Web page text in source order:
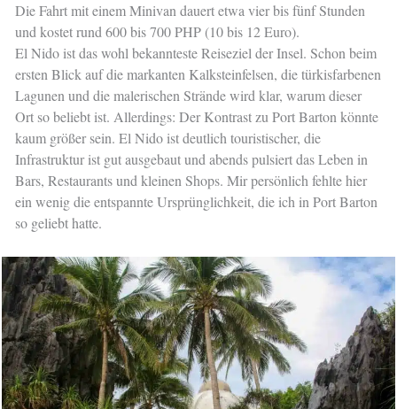
Die Fahrt mit einem Minivan dauert etwa vier bis fünf Stunden
und kostet rund 600 bis 700 PHP (10 bis 12 Euro).
El Nido ist das wohl bekannteste Reiseziel der Insel. Schon beim
ersten Blick auf die markanten Kalksteinfelsen, die türkisfarbenen
Lagunen und die malerischen Strände wird klar, warum dieser
Ort so beliebt ist. Allerdings: Der Kontrast zu Port Barton könnte
kaum größer sein. El Nido ist deutlich touristischer, die
Infrastruktur ist gut ausgebaut und abends pulsiert das Leben in
Bars, Restaurants und kleinen Shops. Mir persönlich fehlte hier
ein wenig die entspannte Ursprünglichkeit, die ich in Port Barton
so geliebt hatte.